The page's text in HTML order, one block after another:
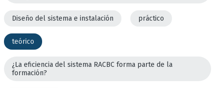
Diseño del sistema e instalación práctico
teórico
¿La eficiencia del sistema RACBC forma parte de la
formación?